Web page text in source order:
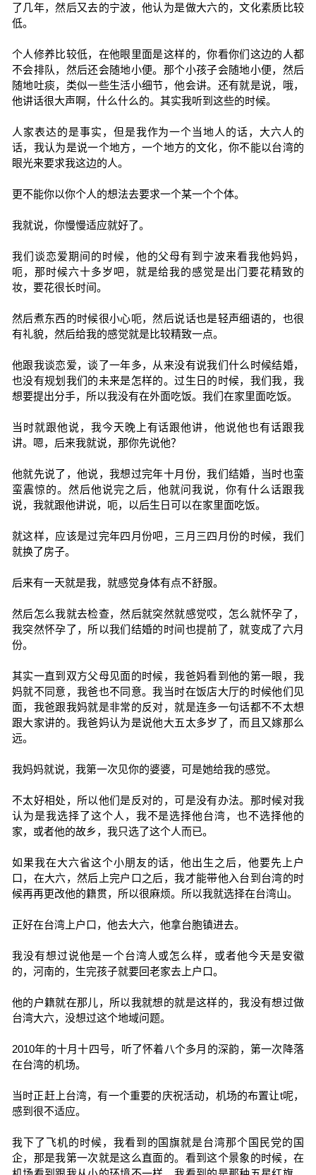
了几年，然后又去的宁波，他认为是做大六的，文化素质比较
低。
个人修养比较低，在他眼里面是这样的，你看你们这边的人都
不会排队，然后还会随地小便。那个小孩子会随地小便，然后
随地吐痰，类似一些生活小细节，他会讲。还有就是说，哦，
他讲话很大声啊，什么什么的。其实我听到这些的时候。
人家表达的是事实，但是我作为一个当地人的话，大六人的
话，我认为是说一个地方，一个地方的文化，你不能以台湾的
眼光来要求我这边的人。
更不能你以你个人的想法去要求一个某一个个体。
我就说，你慢慢适应就好了。
我们谈恋爱期间的时候，他的父母有到宁波来看我他妈妈，
呃，那时候六十多岁吧，就是给我的感觉是出门要花精致的
妆，要花很长时间。
然后煮东西的时候很小心呃，然后说话也是轻声细语的，也很
有礼貌，然后给我的感觉就是比较精致一点。
他跟我谈恋爱，谈了一年多，从来没有说我们什么时候结婚，
也没有规划我们的未来是怎样的。过生日的时候，我们我，我
想要提出分手，所以我没有在外面吃饭。我们在家里面吃饭。
当时就跟他说，我今天晚上有话跟他讲，他说他也有话跟我
讲。嗯，后来我就说，那你先说他？
他就先说了，他说，我想过完年十月份，我们结婚，当时也蛮
蛮震惊的。然后他说完之后，他就问我说，你有什么话跟我
说，我就跟他讲说，呃，以后生日可以在家里面吃饭。
就这样，应该是过完年四月份吧，三月三四月份的时候，我们
就换了房子。
后来有一天就是我，就感觉身体有点不舒服。
然后怎么我就去检查，然后就突然就感觉哎，怎么就怀孕了，
我突然怀孕了，所以我们结婚的时间也提前了，就变成了六月
份。
其实一直到双方父母见面的时候，我爸妈看到他的第一眼，我
妈就不同意，我爸也不同意。我当时在饭店大厅的时候他们见
面，我爸跟我妈就是非常的反对，就是连多一句话都不不太想
跟大家讲的。我爸妈认为是说他大五太多岁了，而且又嫁那么
远。
我妈妈就说，我第一次见你的婆婆，可是她给我的感觉。
不太好相处，所以他们是反对的，可是没有办法。那时候对我
认为是我选择了这个人，我不是选择他台湾，也不选择他的
家，或者他的故乡，我只选了这个人而已。
如果我在大六省这个小朋友的话，他出生之后，他要先上户
口，在大六，然后上完户口之后，我才能带他入台到台湾的时
候再再更改他的籍贯，所以很麻烦。所以我就选择在台湾山。
正好在台湾上户口，他去大六，他拿台胞镇进去。
我没有想过说他是一个台湾人或怎么样，或者他今天是安徽
的，河南的，生完孩子就要回老家去上户口。
他的户籍就在那儿，所以我就想的就是这样的，我没有想过做
台湾大六，没想过这个地域问题。
2010年的十月十四号，听了怀着八个多月的深韵，第一次降落
在台湾的机场。
当时正赶上台湾，有一个重要的庆祝活动，机场的布置让t呢，
感到很不适应。
我下了飞机的时候，我看到的国旗就是台湾那个国民党的国
企，那是我第一次就是这么直面的。看到这个景象的时候，在